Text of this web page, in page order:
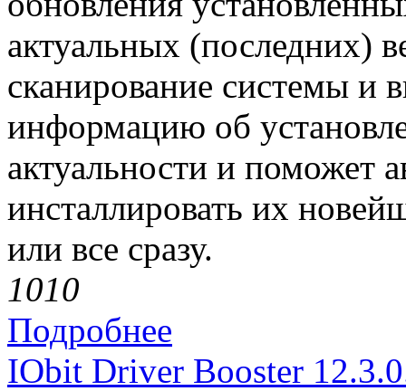
актуальных (последних)
сканирование системы и
информацию об
актуальности и поможет
инсталлировать их
или все сразу.
1010
Подробнее
IObit Driver Booster